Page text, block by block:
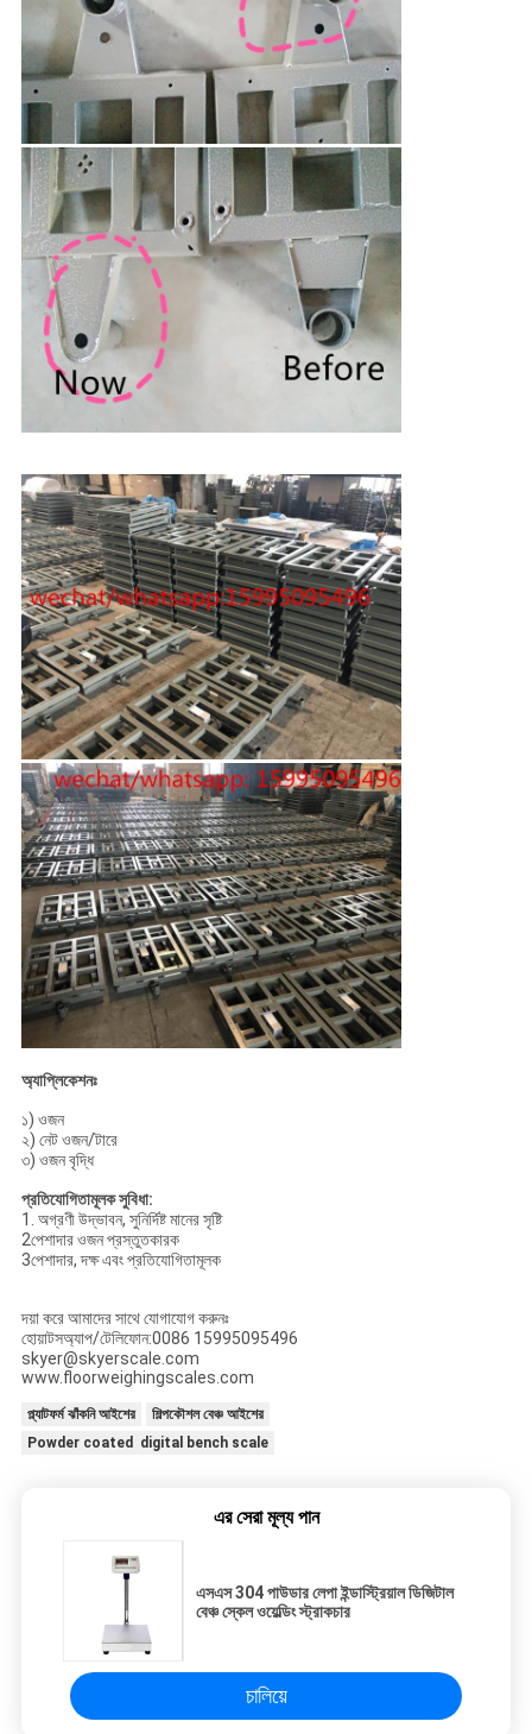
অ্যাপ্লিকেশনঃ
১) ওজন
২) নেট ওজন/টারে
৩) ওজন বৃদ্ধি
প্রতিযোগিতামূলক সুবিধা:
1. অগ্রণী উদ্ভাবন, সুনির্দিষ্ট মানের সৃষ্টি
2পেশাদার ওজন প্রস্তুতকারক
3পেশাদার, দক্ষ এবং প্রতিযোগিতামূলক
দয়া করে আমাদের সাথে যোগাযোগ করুনঃ
হোয়াটসঅ্যাপ/টেলিফোন:0086 15995095496
skyer@skyerscale.com
www.floorweighingscales.com
প্ল্যাটফর্ম ঝাঁকনি আইশের
শিল্পকৌশল বেঞ্চ আইশের
Powder coated digital bench scale
এর সেরা মূল্য পান
এসএস 304 পাউডার লেপা ইন্ডাস্ট্রিয়াল ডিজিটাল
বেঞ্চ স্কেল ওয়েল্ডিং স্ট্রাকচার
চালিয়ে